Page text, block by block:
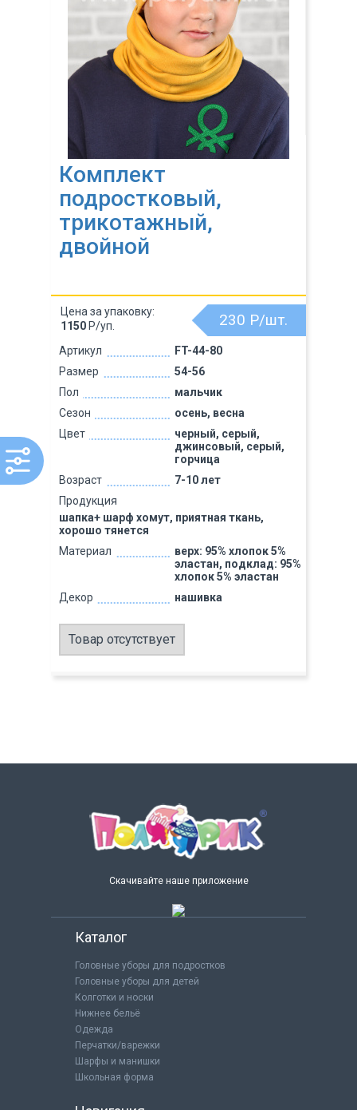
Комплект
подростковый,
трикотажный,
двойной
Артикул
FT-44-80
Размер
54-56
Пол
мальчик
Сезон
осень, весна
Цвет
черный, серый,
джинсовый, серый,
горчица
Возраст
7-10 лет
Продукция
шапка+ шарф хомут, приятная ткань,
хорошо тянется
Материал
верх: 95% хлопок 5%
эластан, подклад: 95%
хлопок 5% эластан
Декор
нашивка
230 Р/шт.
Цена за упаковку:
1150 Р/уп.
Товар отсутствует
Скачивайте наше приложение
Каталог
Головные уборы для подростков
Головные уборы для детей
Колготки и носки
Нижнее бельё
Одежда
Перчатки/варежки
Шарфы и манишки
Школьная форма